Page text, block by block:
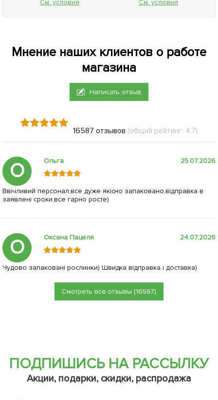
См. условия См. условия
Мнение наших клиентов о работе
магазина
Написать отзыв
16587 отзывов (общий рейтинг: 4.7)
О Ольга 25.07.2026
Ввічливий персонал,все дуже якісно запаковано,відправка в
заявлені сроки,все гарно росте)
О Оксана Пацеля 24.07.2026
Чудово запаковані рослинки) Швидка відправка і доставка)
Смотреть все отзывы (16587)
ПОДПИШИСЬ НА РАССЫЛКУ
Акции, подарки, скидки, распродажа